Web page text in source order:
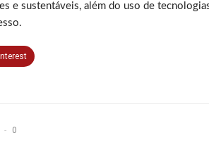
e sustentáveis, além do uso de
0